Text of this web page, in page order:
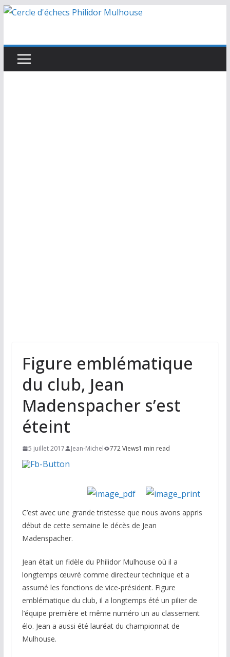
Passer
Figure emblématique
du club, Jean
Madenspacher s’est
éteint
5 juillet 2017 Jean-Michel 772 Views1 min read
C’est avec une grande tristesse que nous avons appris
début de cette semaine le décès de Jean
Madenspacher.
Jean était un fidèle du Philidor Mulhouse où il a
longtemps œuvré comme directeur technique et a
assumé les fonctions de vice-président. Figure
emblématique du club, il a longtemps été un pilier de
l’équipe première et même numéro un au classement
élo. Jean a aussi été lauréat du championnat de
Mulhouse.